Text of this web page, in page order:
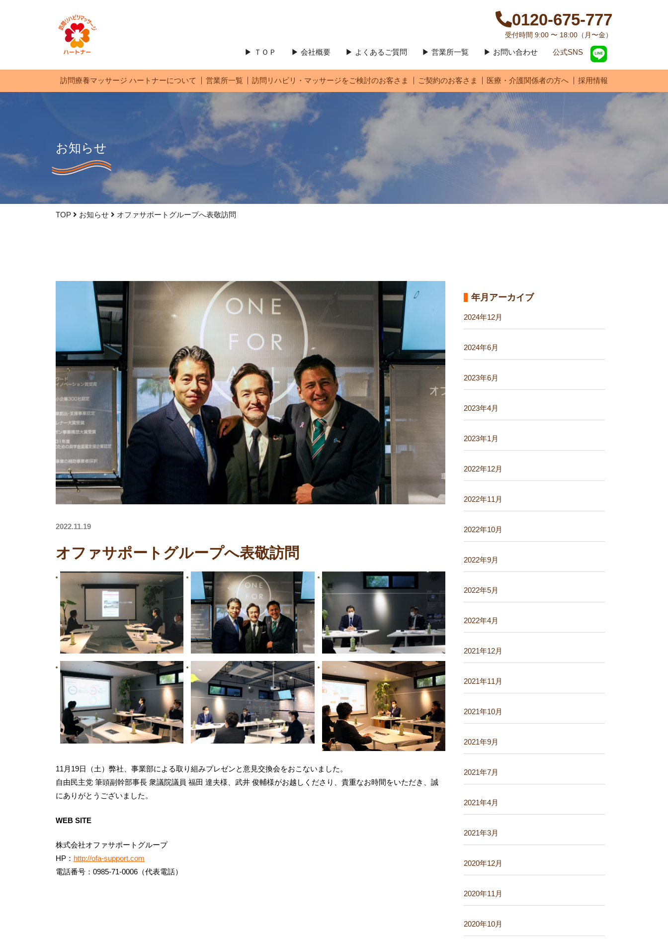
0120-675-777
受付時間 9:00 〜 18:00（月〜金）
▶ ＴＯＰ ▶ 会社概要 ▶ よくあるご質問 ▶ 営業所一覧 ▶ お問い合わせ 公式SNS
訪問療養マッサージ ハートナーについて 営業所一覧 訪問リハビリ・マッサージをご検討のお客さま ご契約のお客さま 医療・介護関係者の方へ 採用情報
お知らせ
TOP お知らせ オファサポートグループへ表敬訪問
2022.11.19
オファサポートグループへ表敬訪問
11月19日（土）弊社、事業部による取り組みプレゼンと意見交換会をおこないました。
自由民主党 筆頭副幹部事長 衆議院議員 福田 達夫様、武井 俊輔様がお越しくださり、貴重なお時間をいただき、誠
にありがとうございました。
WEB SITE
株式会社オファサポートグループ
HP： http://ofa-support.com
電話番号：0985-71-0006（代表電話）
年月アーカイブ
2024年12月
2024年6月
2023年6月
2023年4月
2023年1月
2022年12月
2022年11月
2022年10月
2022年9月
2022年5月
2022年4月
2021年12月
2021年11月
2021年10月
2021年9月
2021年7月
2021年4月
2021年3月
2020年12月
2020年11月
2020年10月